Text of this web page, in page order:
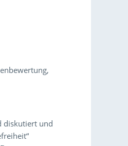
diskutiert und